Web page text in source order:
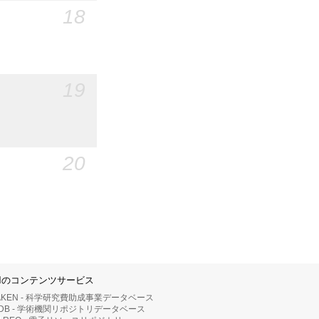
18
20
のコンテンツサービス
- 科学研究費助成事業データベース
- 学術機関リポジトリデータベース